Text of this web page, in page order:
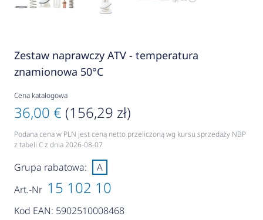
Zestaw naprawczy ATV - temperatura
znamionowa 50°C
Cena katalogowa
36,00 € (156,29 zł)
Podana cena w PLN jest ceną netto przeliczoną wg kursu sprzedaży NBP
z tabeli C z dnia 2026-08-07
Art.-Nr 15 102 10
Kod EAN: 5902510008468
Grupa rabatowa: A